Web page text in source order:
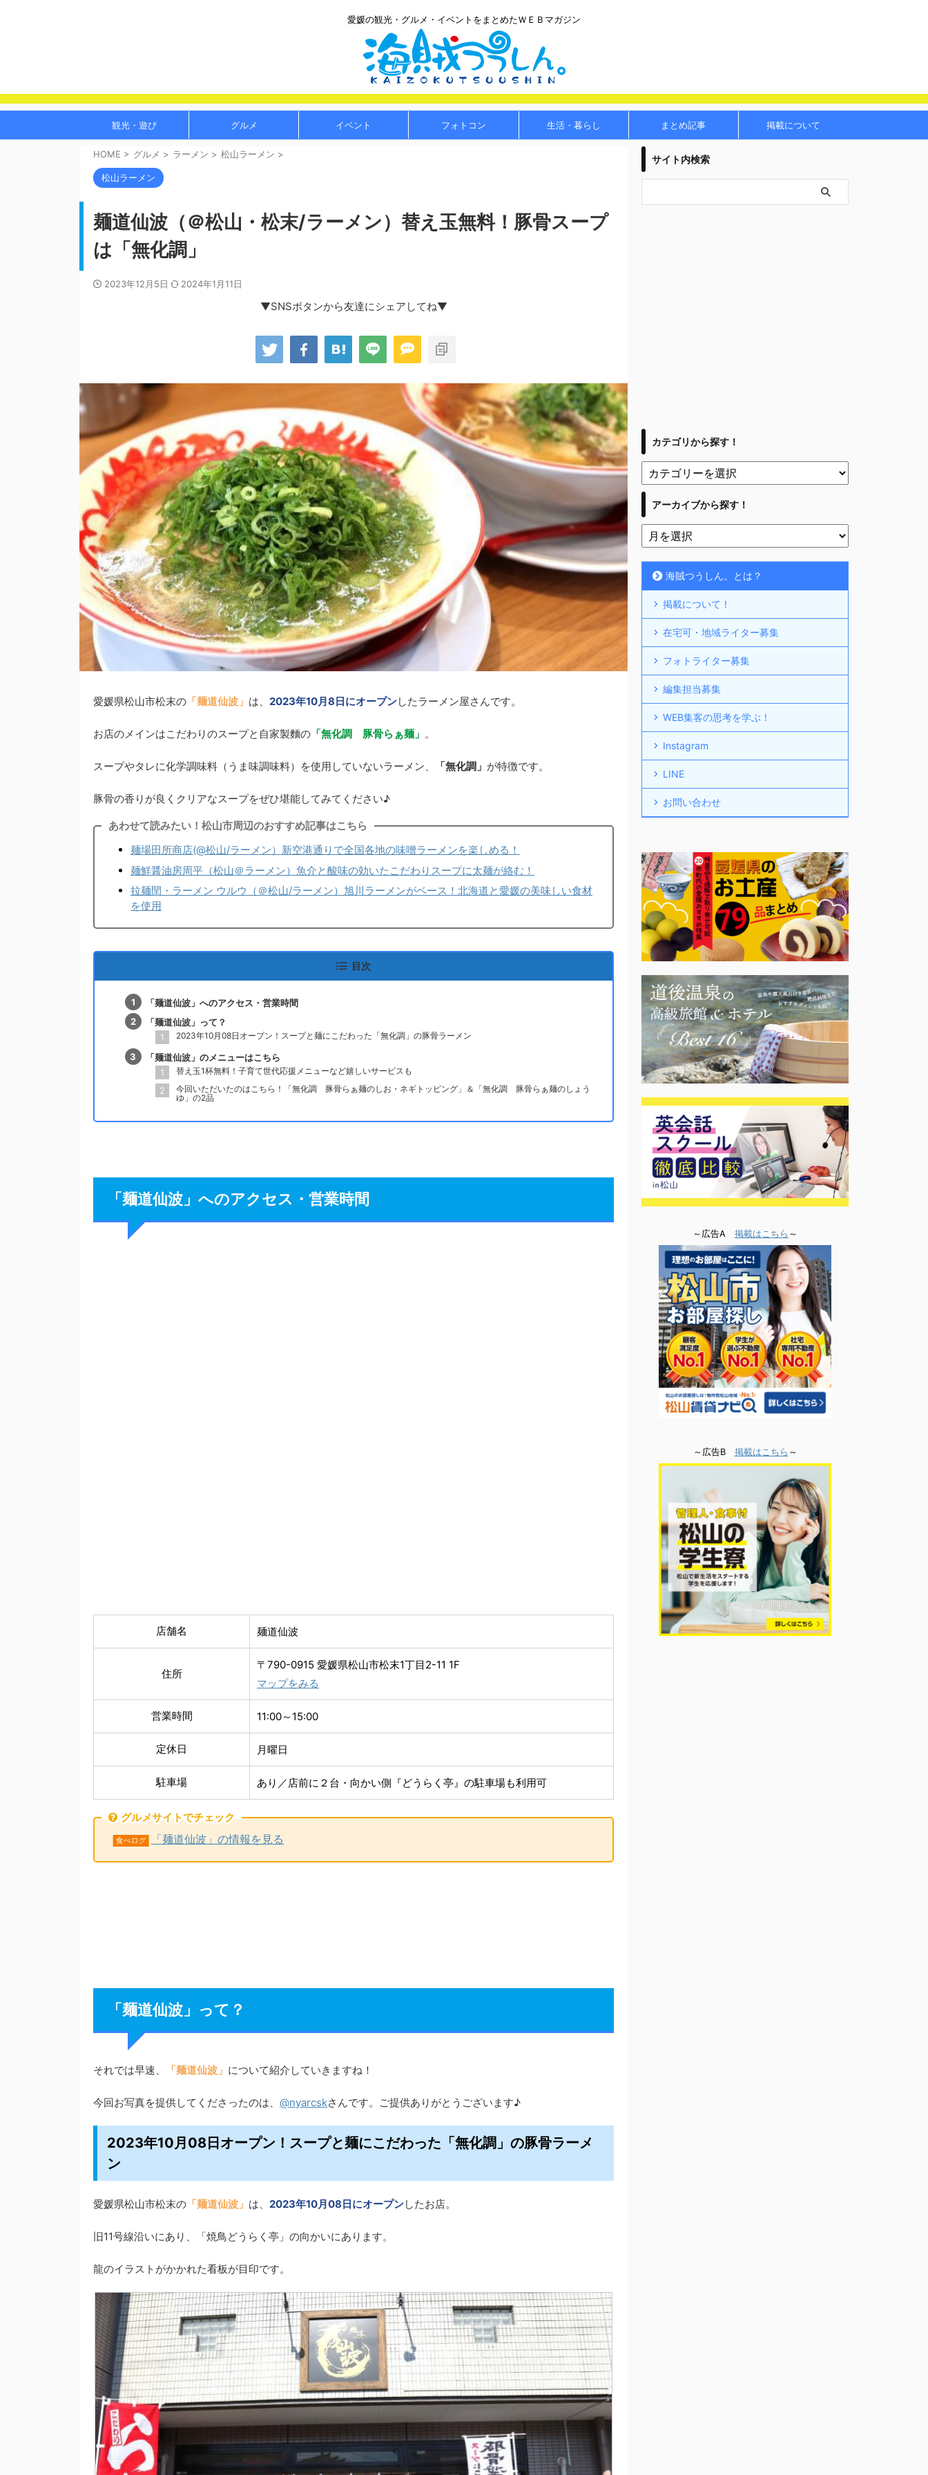
愛媛の観光・グルメ・イベントをまとめたＷＥＢマガジン
観光・遊び グルメ イベント フォトコン 生活・暮らし まとめ記事 掲載について
HOME > グルメ > ラーメン > 松山ラーメン >
松山ラーメン
麺道仙波（＠松山・松末/ラーメン）替え玉無料！豚骨スープ
は「無化調」
2023年12月5日 2024年1月11日
▼SNSボタンから友達にシェアしてね▼
愛媛県松山市松末の 「麺道仙波」 は、 2023年10月8日にオープンしたラーメン屋さんです。
お店のメインはこだわりのスープと自家製麵の 「無化調 豚骨らぁ麺」 。
スープやタレに化学調味料（うま味調味料）を使用していないラーメン、 「無化調」 が特徴です。
豚骨の香りが良くクリアなスープをぜひ堪能してみてください♪
あわせて読みたい！松山市周辺のおすすめ記事はこちら
麺場田所商店(@松山/ラーメン）新空港通りで全国各地の味噌ラーメンを楽しめる！
麺鮮醤油房周平（松山＠ラーメン）魚介と酸味の効いたこだわりスープに太麺が絡む！
拉麺閏・ラーメン ウルウ（＠松山/ラーメン）旭川ラーメンがベース！北海道と愛媛の美味しい食材
を使用
目次
「麺道仙波」へのアクセス・営業時間
「麺道仙波」って？
2023年10月08日オープン！スープと麺にこだわった「無化調」の豚骨ラーメン
「麺道仙波」のメニューはこちら
替え玉1杯無料！子育て世代応援メニューなど嬉しいサービスも
今回いただいたのはこちら！「無化調 豚骨らぁ麺のしお・ネギトッピング」＆「無化調 豚骨らぁ麺のしょう
ゆ」の2品
「麺道仙波」へのアクセス・営業時間
店舗名 麺道仙波
住所
〒790-0915 愛媛県松山市松末1丁目2-11 1F
マップをみる
営業時間 11:00～15:00
定休日 月曜日
駐車場 あり／店前に２台・向かい側『どうらく亭』の駐車場も利用可
グルメサイトでチェック
食べログ 「麺道仙波」の情報を見る
「麺道仙波」って？
それでは早速、 「麺道仙波」 について紹介していきますね！
今回お写真を提供してくださったのは、 @nyarcskさんです。ご提供ありがとうございます♪
2023年10月08日オープン！スープと麺にこだわった「無化調」の豚骨ラーメ
ン
愛媛県松山市松末の 「麺道仙波」 は、 2023年10月08日にオープンしたお店。
旧11号線沿いにあり、「焼鳥どうらく亭」の向かいにあります。
龍のイラストがかかれた看板が目印です。
サイト内検索
カテゴリから探す！
アーカイブから探す！
海賊つうしん。とは？
掲載について！
在宅可・地域ライター募集
フォトライター募集
編集担当募集
WEB集客の思考を学ぶ！
Instagram
LINE
お問い合わせ
～広告A 掲載はこちら ～
～広告B 掲載はこちら ～